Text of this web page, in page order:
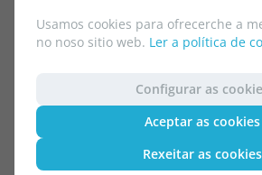
Usamos cookies para ofrecerche a
no noso sitio web. Ler a política de
Configurar as
Aceptar as cookies
Rexeitar as cookies